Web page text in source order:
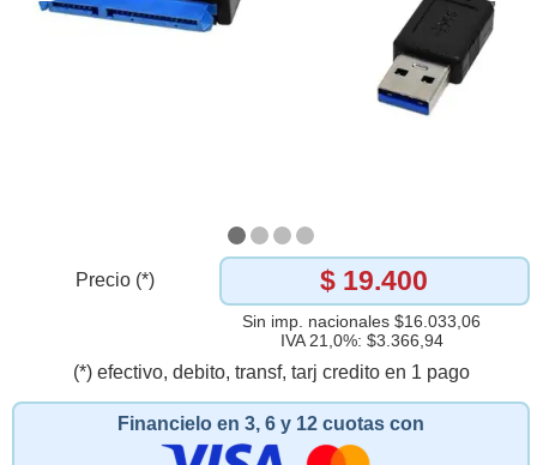
Precio (*) $ 19.400
Sin imp. nacionales $16.033,06
IVA 21,0%: $3.366,94
(*) efectivo, debito, transf, tarj credito en 1 pago
Financielo en 3, 6 y 12 cuotas con